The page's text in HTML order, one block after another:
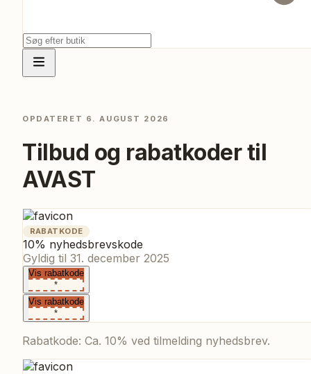
OPDATERET 6. AUGUST 2026
Tilbud og rabatkoder til
AVAST
RABATKODE
10% nyhedsbrevskode
Gyldig til 31. december 2025
Vis rabatkode
*
Vis rabatkode
*
Rabatkode: Ca. 10% ved tilmelding nyhedsbrev.